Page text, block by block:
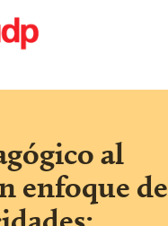
al
enfoque de